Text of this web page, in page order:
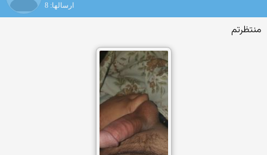
ارسالها: 8
منتظرتم